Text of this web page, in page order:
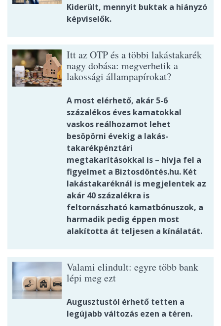
Kiderült, mennyit buktak a hiányzó
képviselők.
Itt az OTP és a többi lakástakarék
nagy dobása: megverhetik a
lakossági állampapírokat?
A most elérhető, akár 5-6
százalékos éves kamatokkal
vaskos reálhozamot lehet
besöpörni évekig a lakás-
takarékpénztári
megtakarításokkal is – hívja fel a
figyelmet a Biztosdöntés.hu. Két
lakástakaréknál is megjelentek az
akár 40 százalékra is
feltornászható kamatbónuszok, a
harmadik pedig éppen most
alakította át teljesen a kínálatát.
Valami elindult: egyre több bank
lépi meg ezt
Augusztustól érhető tetten a
legújabb változás ezen a téren.